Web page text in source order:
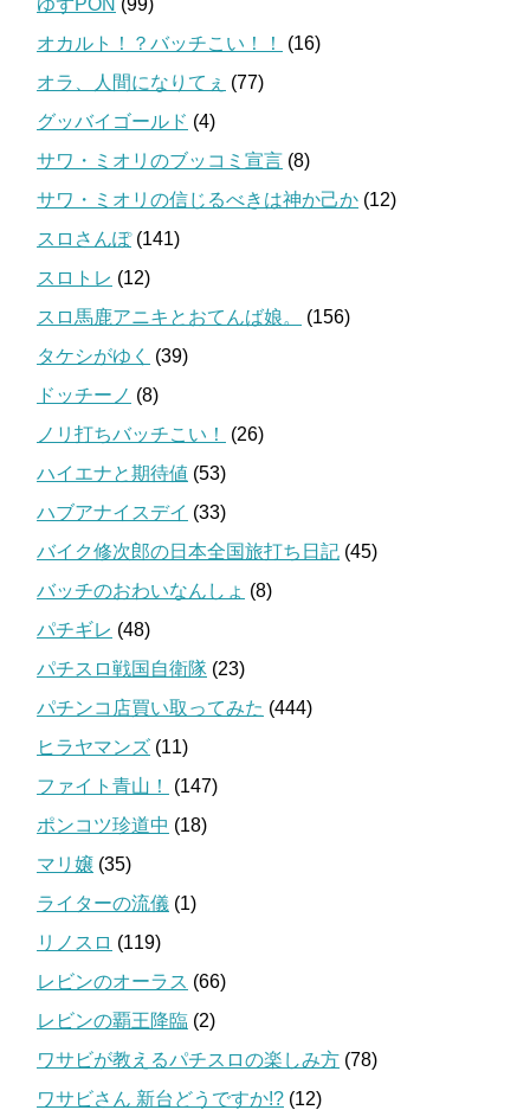
オカルト！？バッチこい！！
(16)
オラ、人間になりてぇ (77)
グッバイゴールド (4)
サワ・ミオリのブッコミ宣言 (8)
サワ・ミオリの信じるべきは神か己か (12)
スロさんぽ(141)
スロトレ (12)
スロ馬鹿アニキとおてんば娘。
(156)
タケシがゆく
(39)
ドッチーノ (8)
ノリ打ちバッチこい！
(26)
ハイエナと期待値 (53)
ハブアナイスデイ (33)
バイク修次郎の日本全国旅打ち日記 (45)
バッチのおわいなんしょ (8)
パチギレ (48)
パチスロ戦国自衛隊 (23)
パチンコ店買い取ってみた (444)
ヒラヤマンズ (11)
ファイト青山！
(147)
ポンコツ珍道中 (18)
マリ嬢 (35)
ライターの流儀 (1)
リノスロ (119)
レビンのオーラス (66)
レビンの覇王降臨 (2)
ワサビが教えるパチスロの楽しみ方 (78)
ワサビさん 新台どうですか!? (12)